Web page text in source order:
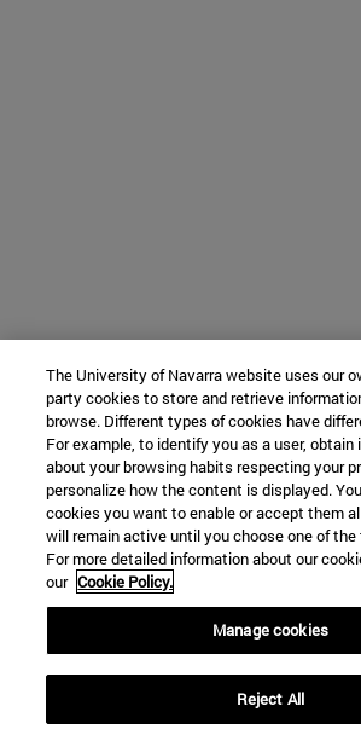
The University of Navarra website uses our
party cookies to store and retrieve
browse. Different types of cookies have
For example, to identify you as a user, obtain
about your browsing habits respecting your
personalize how the content is displayed.
cookies you want to enable or accept them
will remain active until you choose one of
For more detailed information about our
our Cookie Policy.
Manage cookies
Reject All